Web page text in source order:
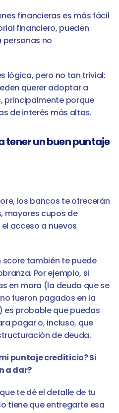
financieras es más fácil
financiero, pueden
personas no
lógica, pero no tan trivial:
querer adoptar a
principalmente porque
de interés más altas.
tener un buen puntaje
los bancos te ofrecerán
mayores cupos de
acceso a nuevos
score también te puede
Por ejemplo, si
en mora (la deuda que se
fueron pagados en la
probable que puedas
pagar o, incluso, que
de deuda.
puntaje crediticio? Si
a dar?
te dé el detalle de tu
tiene que entregarte esa